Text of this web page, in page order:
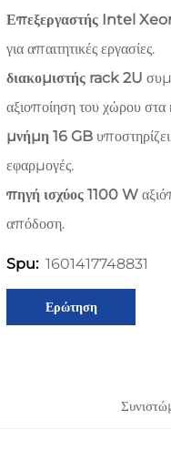
Επεξεργαστής Intel
για απαιτητικές εργασίες.
διακομιστής rack 2U
αξιοποίηση του χώρου
μνήμη 16 GB
εφαρμογές.
πηγή ισχύος 1100 W
απόδοση.
Spu: 1601417748831
Ερώτηση